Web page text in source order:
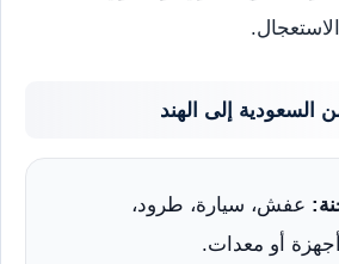
إلى الهند
عفش، سيارة، طرود،
أجهزة أو معدات.